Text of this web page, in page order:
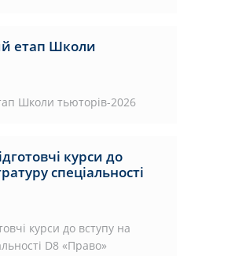
етап Школи
Школи тьюторів-2026
курси до
спеціальності
курси до вступу на
D8 «Право»